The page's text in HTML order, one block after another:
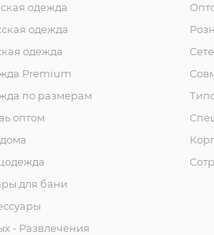
одежда
одежда
одежда
Premium
по размерам
оптом
для бани
- Развлечения